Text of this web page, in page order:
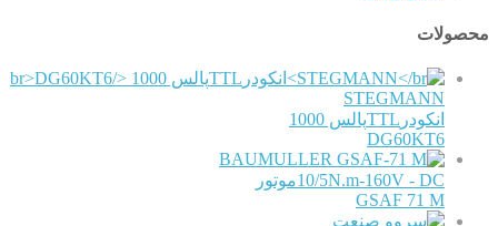
محصولات
STEGMANN
انکودرTTLپالس 1000
DG60KT6
BAUMULLER
10/5N.m-160V - DCموتور
GSAF 71 M